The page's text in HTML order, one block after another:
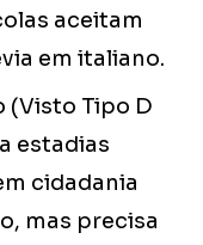
aceitam
em italiano.
(Visto Tipo D
estadias
cidadania
mas precisa